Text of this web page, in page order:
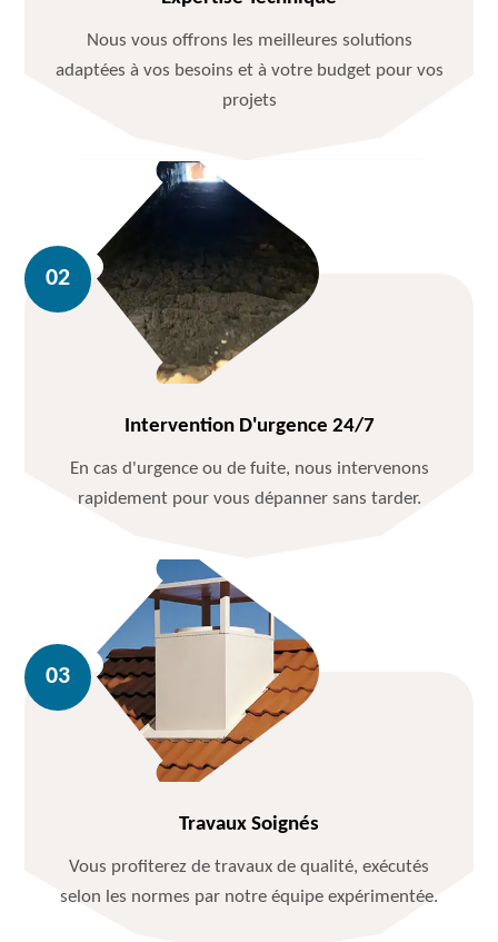
Nous vous offrons les meilleures solutions
adaptées à vos besoins et à votre budget pour vos
projets
Intervention D'urgence 24/7
En cas d'urgence ou de fuite, nous intervenons
rapidement pour vous dépanner sans tarder.
Travaux Soignés
Vous profiterez de travaux de qualité, exécutés
selon les normes par notre équipe expérimentée.